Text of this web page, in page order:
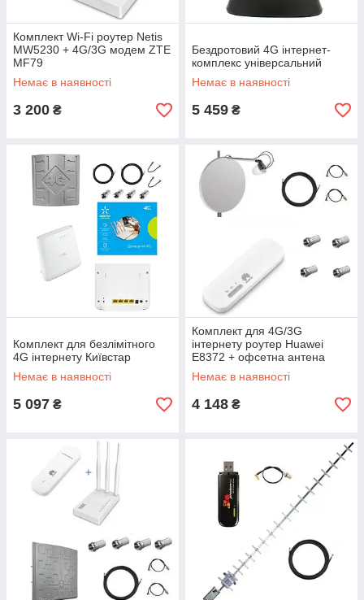
Комплект Wi-Fi роутер Netis
MW5230 + 4G/3G модем ZTE
MF79
Немає в наявності
3 200 ₴
Бездротовий 4G інтернет-
комплекс універсальний
Немає в наявності
5 459 ₴
Комплект для безлімітного
4G інтернету Київстар
Немає в наявності
5 097 ₴
Комплект для 4G/3G
інтернету роутер Huawei
E8372 + офсетна антена
MIMO 2x27 dBi
Немає в наявності
4 148 ₴